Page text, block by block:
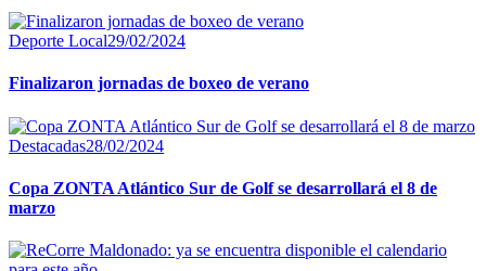
Deporte Local29/02/2024
Finalizaron jornadas de boxeo de verano
Destacadas28/02/2024
Copa ZONTA Atlántico Sur de Golf se desarrollará el 8 de
marzo